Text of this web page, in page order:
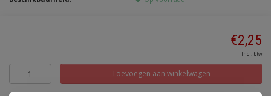
€2,25
Incl. btw
Toevoegen aan winkelwagen